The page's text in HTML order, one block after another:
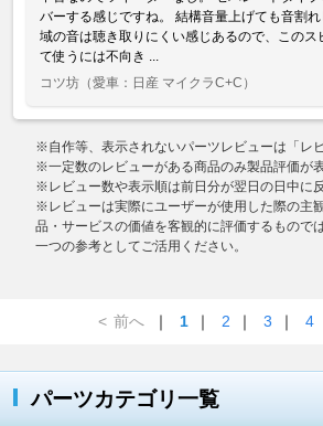
バーする感じですね。 結構音量上げても音割
域の音は聴き取りにくい感じあるので、このス
て使うには不向き ...
コツ坊 （愛車：日産 マイクラC+C）
※自作等、表示されないパーツレビューは「レ
※一定数のレビューがある商品のみ製品評価が
※レビュー数や表示順は前日分が翌日の日中に
※レビューは実際にユーザーが使用した際の主
品・サービスの価値を客観的に評価するもので
一つの参考としてご活用ください。
< 前へ ｜ 1 ｜ 2 ｜ 3 ｜ 4
パーツカテゴリ一覧